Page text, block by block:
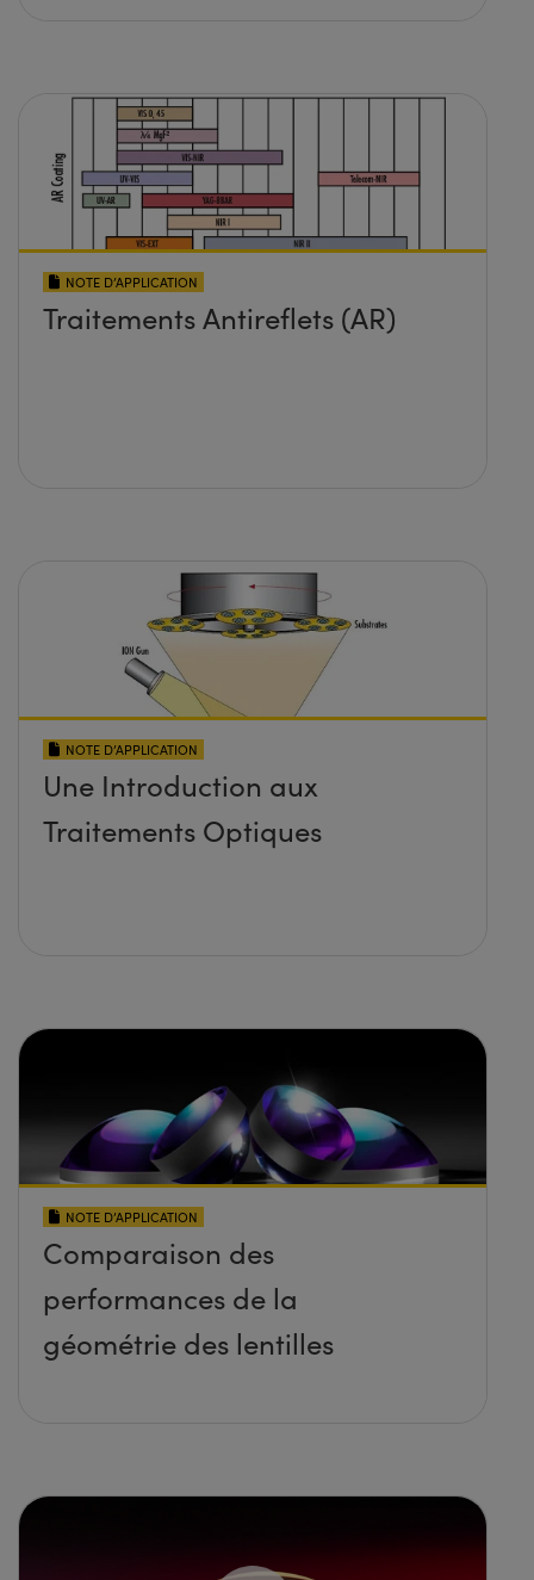
NOTE D’APPLICATION
Traitements Antireflets (AR)
NOTE D’APPLICATION
Une Introduction aux
Traitements Optiques
NOTE D’APPLICATION
Comparaison des
performances de la
géométrie des lentilles